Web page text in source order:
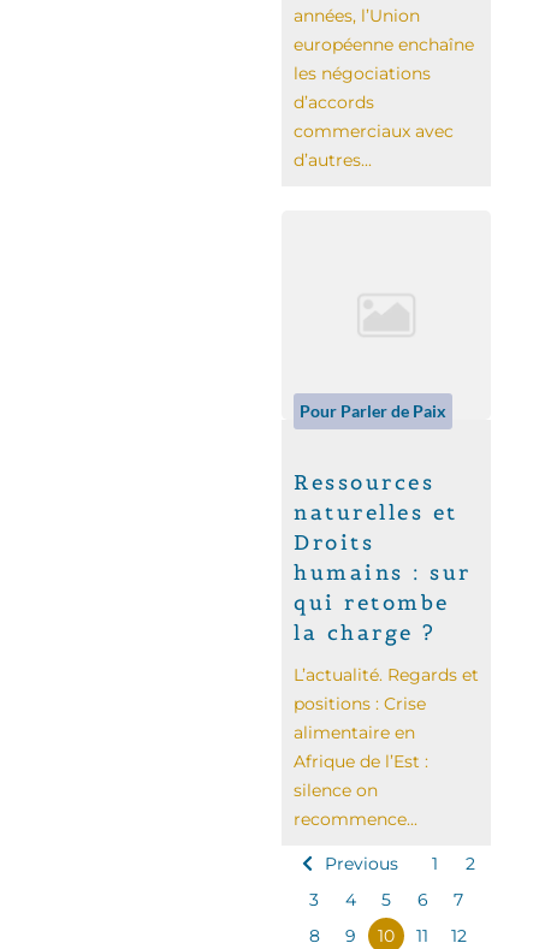
années, l’Union
européenne enchaîne
les négociations
d’accords
commerciaux avec
d’autres...
Pour Parler de Paix
Ressources
naturelles et
Droits
humains : sur
qui retombe
la charge ?
L’actualité. Regards et
positions : Crise
alimentaire en
Afrique de l’Est :
silence on
recommence...
Previous 1
2
3
4 5 6
7
8
9 10 11
12